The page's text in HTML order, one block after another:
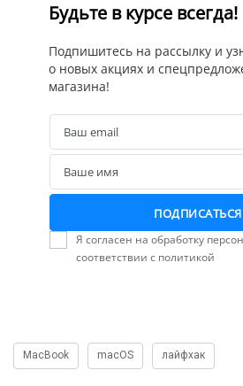
Будьте в курсе всегда!
Подпишитесь на рассылку и
о новых акциях и
магазина!
Email
Ваш email
Name
Ваше имя
ПОДПИСАТЬСЯ
Я согласен на обработку
соответствии с политикой
MacBook macOS лайфхак